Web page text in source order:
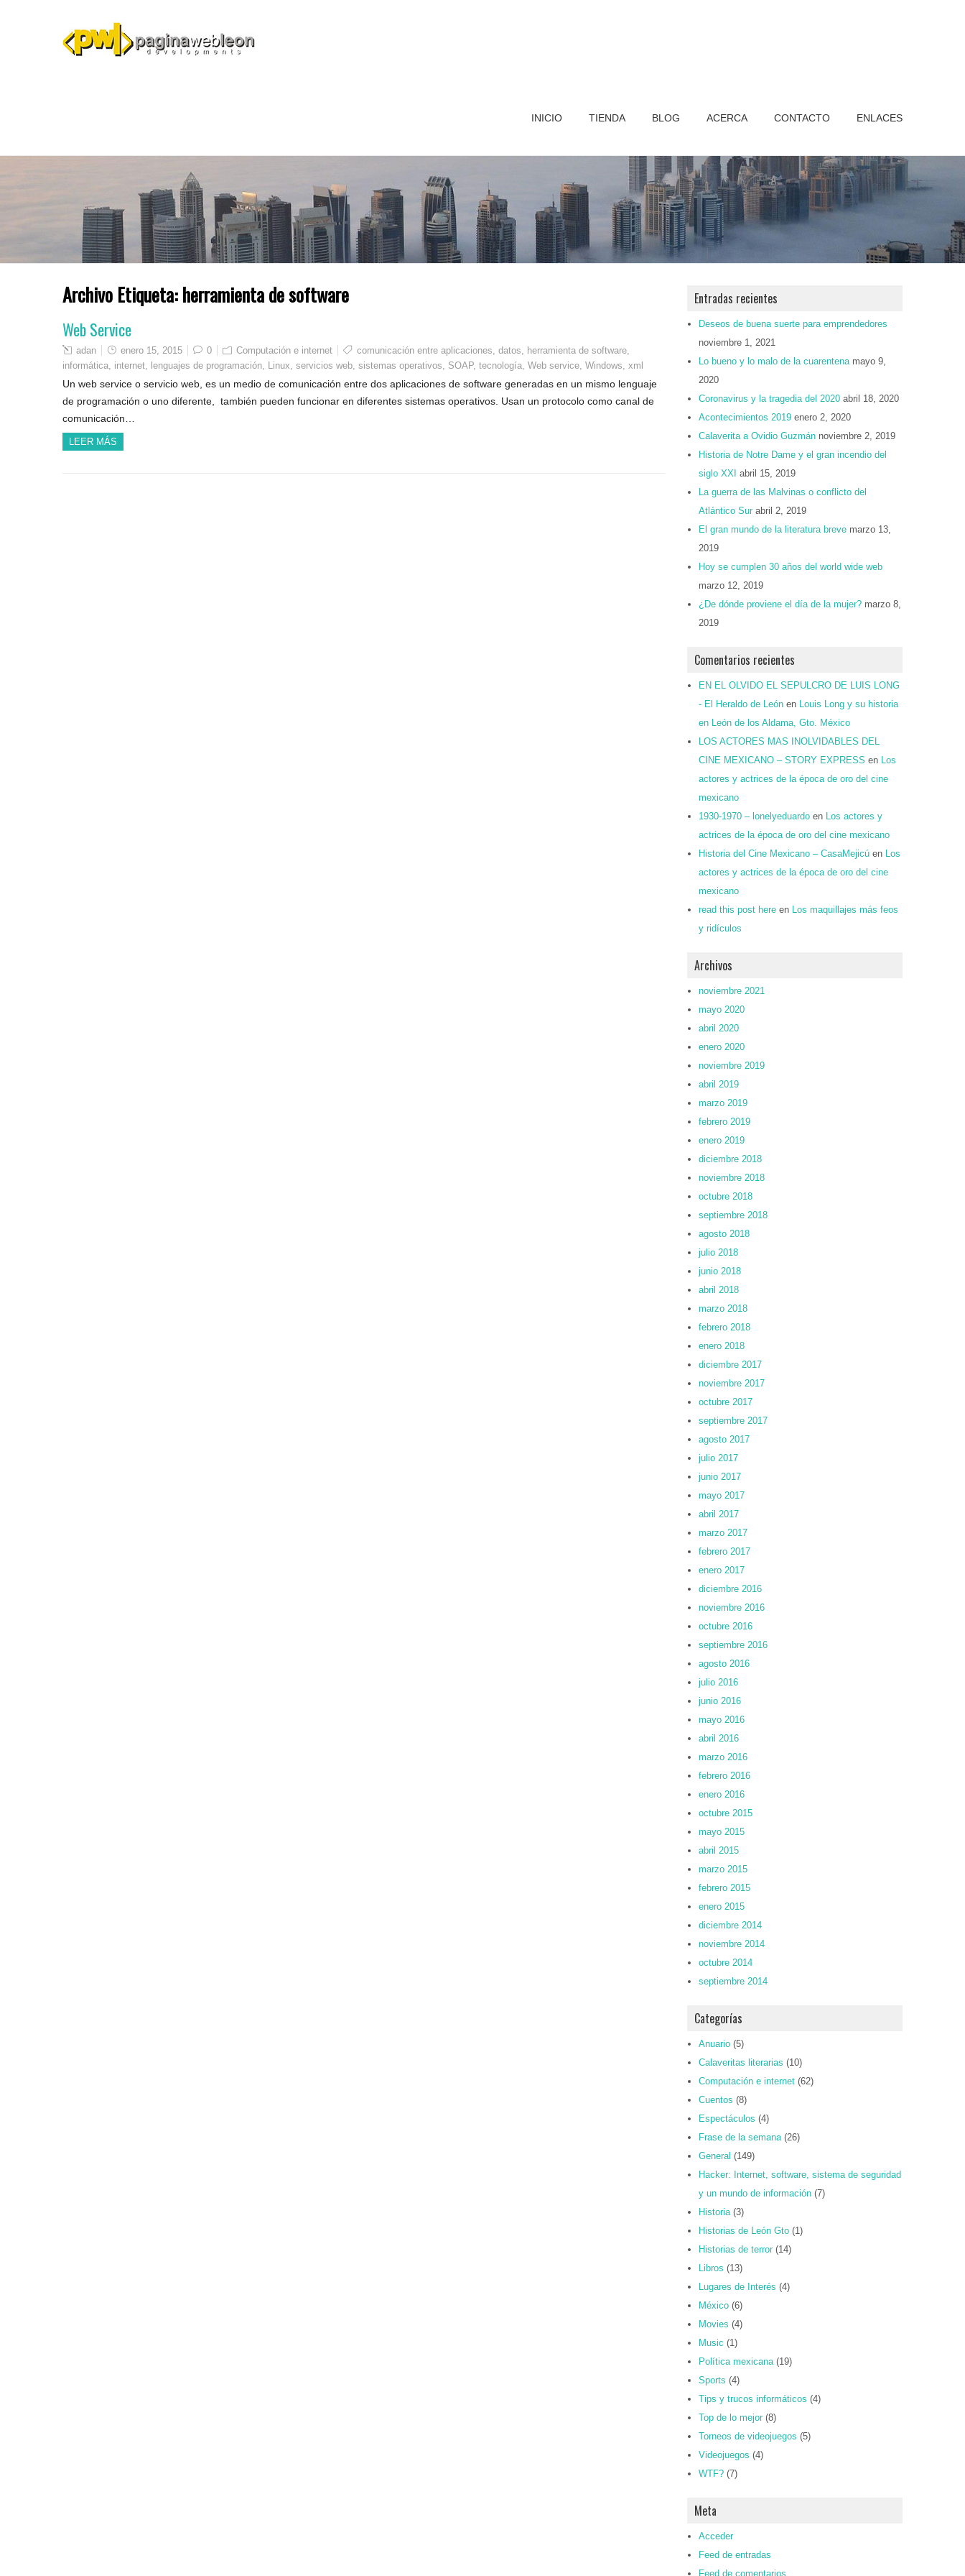
INICIO TIENDA BLOG ACERCA CONTACTO ENLACES
Archivo Etiqueta:herramienta de software
Web Service
adan enero 15, 2015 0 Computación e internet comunicación entre aplicaciones, datos, herramienta de software,
informática, internet, lenguajes de programación, Linux, servicios web, sistemas operativos, SOAP, tecnología, Web service, Windows, xml
Un web service o servicio web, es un medio de comunicación entre dos aplicaciones de software generadas en un mismo lenguaje
de programación o uno diferente, también pueden funcionar en diferentes sistemas operativos. Usan un protocolo como canal de
comunicación…
LEER MÁS
Entradas recientes
Deseos de buena suerte para emprendedores
noviembre 1, 2021
Lo bueno y lo malo de la cuarentena mayo 9,
2020
Coronavirus y la tragedia del 2020 abril 18, 2020
Acontecimientos 2019 enero 2, 2020
Calaverita a Ovidio Guzmán noviembre 2, 2019
Historia de Notre Dame y el gran incendio del
siglo XXI abril 15, 2019
La guerra de las Malvinas o conflicto del
Atlántico Sur abril 2, 2019
El gran mundo de la literatura breve marzo 13,
2019
Hoy se cumplen 30 años del world wide web
marzo 12, 2019
¿De dónde proviene el día de la mujer? marzo 8,
2019
Comentarios recientes
EN EL OLVIDO EL SEPULCRO DE LUIS LONG
- El Heraldo de León en Louis Long y su historia
en León de los Aldama, Gto. México
LOS ACTORES MAS INOLVIDABLES DEL
CINE MEXICANO – STORY EXPRESS en Los
actores y actrices de la época de oro del cine
mexicano
1930-1970 – lonelyeduardo en Los actores y
actrices de la época de oro del cine mexicano
Historia del Cine Mexicano – CasaMejicú en Los
actores y actrices de la época de oro del cine
mexicano
read this post here en Los maquillajes más feos
y ridículos
Archivos
noviembre 2021
mayo 2020
abril 2020
enero 2020
noviembre 2019
abril 2019
marzo 2019
febrero 2019
enero 2019
diciembre 2018
noviembre 2018
octubre 2018
septiembre 2018
agosto 2018
julio 2018
junio 2018
abril 2018
marzo 2018
febrero 2018
enero 2018
diciembre 2017
noviembre 2017
octubre 2017
septiembre 2017
agosto 2017
julio 2017
junio 2017
mayo 2017
abril 2017
marzo 2017
febrero 2017
enero 2017
diciembre 2016
noviembre 2016
octubre 2016
septiembre 2016
agosto 2016
julio 2016
junio 2016
mayo 2016
abril 2016
marzo 2016
febrero 2016
enero 2016
octubre 2015
mayo 2015
abril 2015
marzo 2015
febrero 2015
enero 2015
diciembre 2014
noviembre 2014
octubre 2014
septiembre 2014
Categorías
Anuario (5)
Calaveritas literarias (10)
Computación e internet (62)
Cuentos (8)
Espectáculos (4)
Frase de la semana(26)
General (149)
Hacker: Internet, software, sistema de seguridad
y un mundo de información (7)
Historia(3)
Historias de León Gto (1)
Historias de terror (14)
Libros (13)
Lugares de Interés (4)
México (6)
Movies (4)
Music (1)
Política mexicana(19)
Sports (4)
Tips y trucos informáticos (4)
Top de lo mejor (8)
Torneos de videojuegos (5)
Videojuegos (4)
WTF? (7)
Meta
Acceder
Feed de entradas
Feed de comentarios